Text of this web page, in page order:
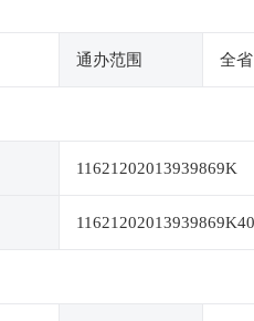
通办范围 全省
11621202013939869K